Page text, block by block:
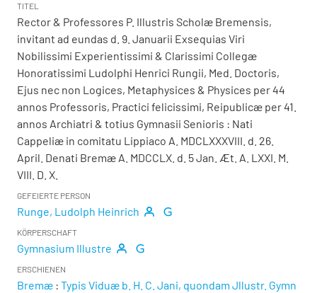
TITEL
Rector & Professores P. Illustris Scholæ Bremensis,
invitant ad eundas d. 9. Januarii Exsequias Viri
Nobilissimi Experientissimi & Clarissimi Collegæ
Honoratissimi Ludolphi Henrici Rungii, Med. Doctoris,
Ejus nec non Logices, Metaphysices & Physices per 44
annos Professoris, Practici felicissimi, Reipublicæ per 41.
annos Archiatri & totius Gymnasii Senioris : Nati
Cappeliæ in comitatu Lippiaco A. MDCLXXXVIII. d. 26.
April. Denati Bremæ A. MDCCLX. d. 5 Jan. Æt. A. LXXI. M.
VIII. D. X.
GEFEIERTE PERSON
Runge, Ludolph Heinrich
KÖRPERSCHAFT
Gymnasium Illustre
ERSCHIENEN
Bremæ : Typis Viduæ b. H. C. Jani, quondam Jllustr. Gymn